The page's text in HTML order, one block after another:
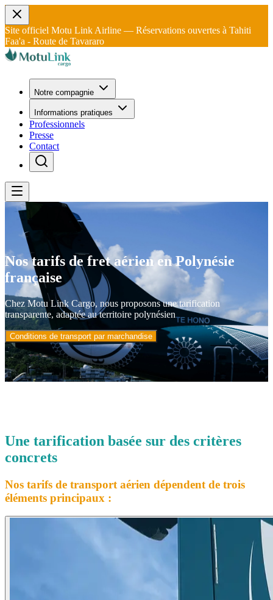
Site officiel Motu Link Airline — Réservations ouvertes à Tahiti
Faa'a - Route de Tavararo
Notre compagnie
Informations pratiques
Professionnels
Presse
Contact
Nos tarifs de fret aérien en Polynésie
française
Chez Motu Link Cargo, nous proposons une tarification
transparente, adaptée au territoire polynésien
Conditions de transport par marchandise
Une tarification basée sur des critères
concrets
Nos tarifs de transport aérien dépendent de trois
éléments principaux :